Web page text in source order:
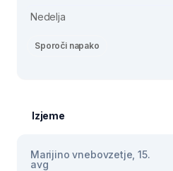
Nedelja
Sporoči napako
Izjeme
Marijino vnebovzetje, 15.
avg